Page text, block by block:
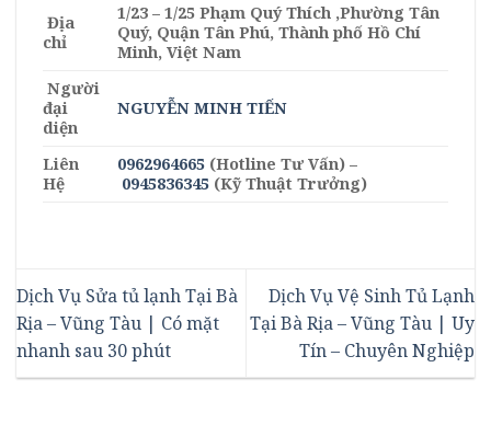
Địa
chỉ
1/23 – 1/25 Phạm Quý Thích ,Phường Tân
Quý, Quận Tân Phú, Thành phố Hồ Chí
Minh, Việt Nam
Người
đại
diện
NGUYỄN MINH TIẾN
Liên
Hệ
0962964665 (Hotline Tư Vấn) –
0945836345 (Kỹ Thuật Trưởng)
Dịch Vụ Sửa tủ lạnh Tại Bà
Rịa – Vũng Tàu | Có mặt
nhanh sau 30 phút
Dịch Vụ Vệ Sinh Tủ Lạnh
Tại Bà Rịa – Vũng Tàu | Uy
Tín – Chuyên Nghiệp